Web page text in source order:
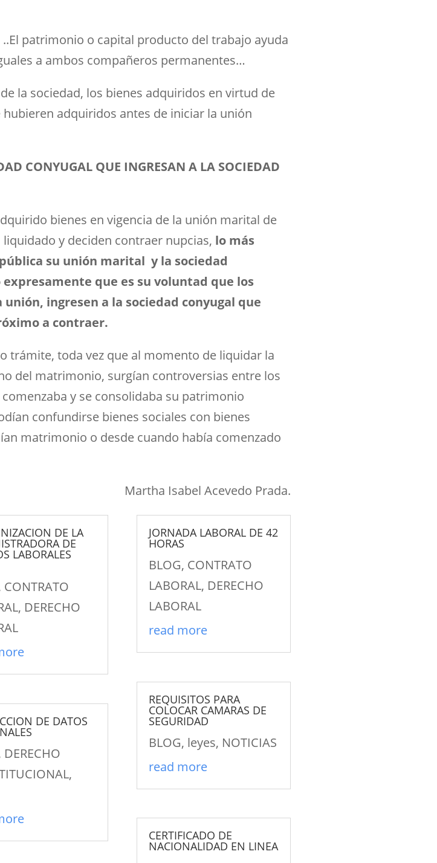
..El patrimonio o capital producto del trabajo ayuda
a ambos compañeros permanentes…
la sociedad, los bienes adquiridos en virtud de
adquiridos antes de iniciar la unión
CONYUGAL QUE INGRESAN A LA SOCIEDAD
bienes en vigencia de la unión marital de
y deciden contraer nupcias, lo más
su unión marital y la sociedad
que es su voluntad que los
ingresen a la sociedad conyugal que
a contraer.
trámite, toda vez que al momento de liquidar la
del matrimonio, surgían controversias entre los
y se consolidaba su patrimonio
confundirse bienes sociales con bienes
matrimonio o desde cuando había comenzado
Martha Isabel Acevedo Prada.
DE LA
DE
LABORALES
CONTRATO
, DERECHO
DE DATOS
DERECHO
,
JORNADA LABORAL DE 42
HORAS
BLOG, CONTRATO
LABORAL, DERECHO
LABORAL
read more
REQUISITOS PARA
COLOCAR CAMARAS DE
SEGURIDAD
BLOG, leyes, NOTICIAS
read more
CERTIFICADO DE
NACIONALIDAD EN LINEA